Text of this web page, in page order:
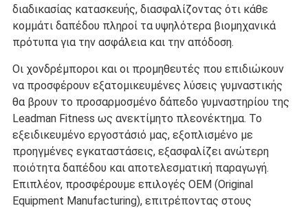
διαδικασίας κατασκευής, διασφαλίζοντας ότι κάθε
κομμάτι δαπέδου πληροί τα υψηλότερα βιομηχανικά
πρότυπα για την ασφάλεια και την απόδοση.
Οι χονδρέμποροι και οι προμηθευτές που επιδιώκουν
να προσφέρουν εξατομικευμένες λύσεις γυμναστικής
θα βρουν το προσαρμοσμένο δάπεδο γυμναστηρίου της
Leadman Fitness ως ανεκτίμητο πλεονέκτημα. Το
εξειδικευμένο εργοστάσιό μας, εξοπλισμένο με
προηγμένες εγκαταστάσεις, εξασφαλίζει ανώτερη
ποιότητα δαπέδου και αποτελεσματική παραγωγή.
Επιπλέον, προσφέρουμε επιλογές OEM (Original
Equipment Manufacturing), επιτρέποντας στους